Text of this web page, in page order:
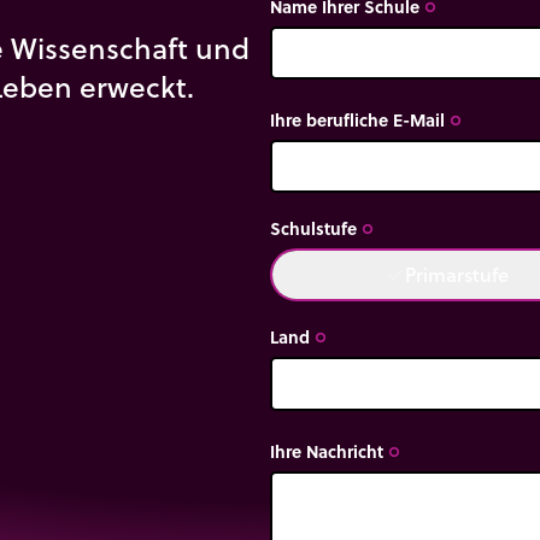
und
erweckt.
Name Ihrer Schule trip_origin
Ihre berufliche E-Mail trip_origin
Schulstufe trip_origin
Land trip_origin
Ihre Nachricht trip_origin